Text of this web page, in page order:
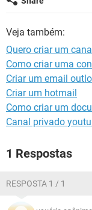
GUIA DE COMPRAS
Veja também:
Quero criar um
Como criar uma
Criar um email
Criar um hotmail
Como criar um
Canal privado
1 Respostas
RESPOSTA 1 / 1